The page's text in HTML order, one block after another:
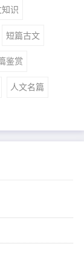
识
短篇古文
鉴赏
人文名篇